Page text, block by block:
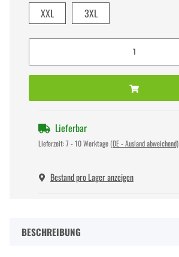
XXL
3XL
Lieferbar
Lieferzeit:7 - 10 Werktage (DE - Ausland abweichend)
Bestand pro Lager anzeigen
BESCHREIBUNG